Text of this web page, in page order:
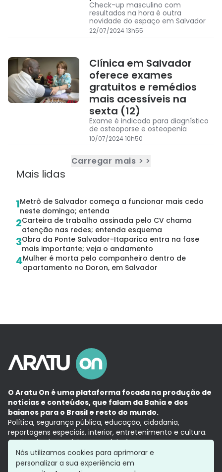
Check-up masculino com
resultados na hora é outra
novidade do espaço em Salvador
22/07/2024 13h55
Clínica em Salvador
oferece exames
gratuitos e remédios
mais acessíveis na
sexta (12)
Exame é indicado para diagnístico
de osteoporse e osteopenia
10/07/2024 10h50
Carregar mais > >
Mais lidas
1Metrô de Salvador começa a funcionar mais cedo
neste domingo; entenda
2Carteira de trabalho assinada pelo CV chama
atenção nas redes; entenda esquema
3Obra da Ponte Salvador-Itaparica entra na fase
mais importante; veja o andamento
4Mulher é morta pelo companheiro dentro de
apartamento no Doron, em Salvador
O Aratu On é uma plataforma focada na produção de
notícias e conteúdos, que falam da Bahia e dos
baianos para o Brasil e resto do mundo.
Política, segurança pública, educação, cidadania,
reportagens especiais, interior, entretenimento e cultura.
Aqui, tudo vira notícia e a notícia é no tempo presente,
com a credibilidade do Grupo Aratu.
Grupo Aratu
Política de privacidade
Nós utilizamos cookies para aprimorar e
personalizar a sua experiência em